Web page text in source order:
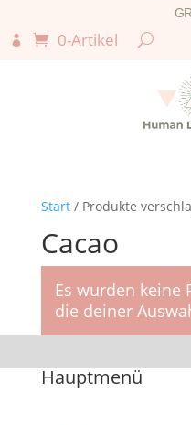
 0-Artikel
Start/ Produkte
Cacao
Es wurden keine
die deiner
Hauptmenü